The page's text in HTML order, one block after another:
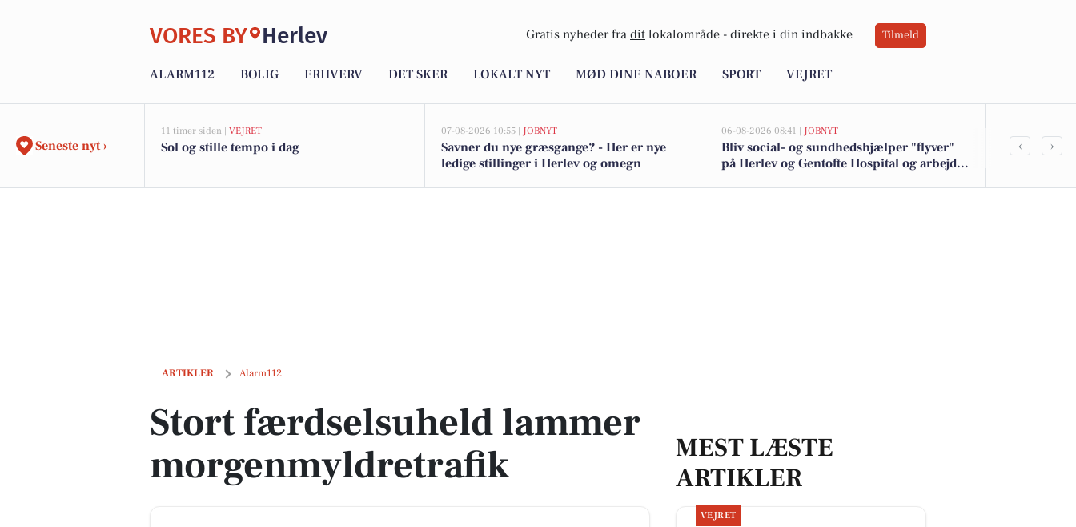
VORES BY Herlev Gratis nyheder fra dit lokalområde - direkte i din indbakke Tilmeld
ALARM112 BOLIG ERHVERV DET SKER LOKALT NYT MØD DINE NABOER SPORT VEJRET
Seneste nyt ›
11 timer siden | VEJRET
Sol og stille tempo i dag
07-08-2026 10:55 | JOBNYT
Savner du nye græsgange? - Her er nye
ledige stillinger i Herlev og omegn
06-08-2026 08:41 | JOBNYT
Bliv social- og sundhedshjælper "flyver"
på Herlev og Gentofte Hospital og arbejd
‹ ›
ARTIKLER Alarm112
Stort færdselsuheld lammer morgenmyldretrafik
Stort færdselsuheld lammer
morgenmyldretrafik
MEST LÆSTE
ARTIKLER
VEJRET